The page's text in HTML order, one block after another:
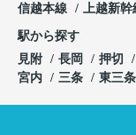
信越本線
上越新幹
駅から探す
見附
長岡 押切
宮内
三条 東三条